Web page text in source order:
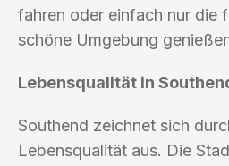
fahren oder einfach nur die
schöne Umgebung
Lebensqualität in
Southend zeichnet sich
Lebensqualität aus. Die